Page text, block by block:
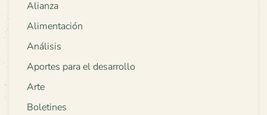
Alianza
Alimentación
Análisis
Aportes para el desarrollo
Arte
Boletines